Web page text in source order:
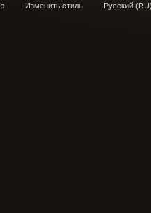
Изменить стиль Русский